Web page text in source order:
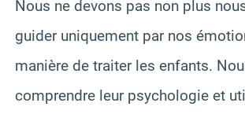
Nous ne devons pas non plus
guider uniquement par nos
manière de traiter les enfants.
comprendre leur psychologie et